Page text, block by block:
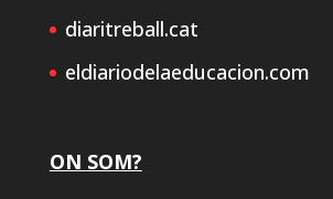
diaritreball.cat
eldiariodelaeducacion.com
ON SOM?